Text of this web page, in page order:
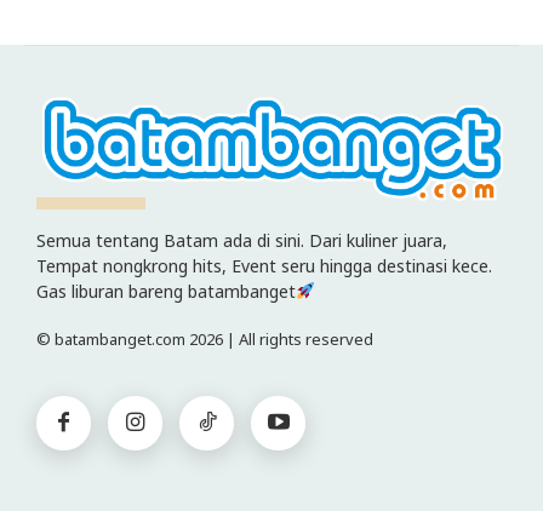
Semua tentang Batam ada di sini. Dari kuliner juara,
Tempat nongkrong hits, Event seru hingga destinasi kece.
Gas liburan bareng batambanget
© batambanget.com 2026 | All rights reserved